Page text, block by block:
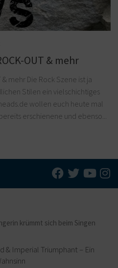
OUT & mehr
& mehr Die Rock Szene ist ja
Stilen ein vielschichtiges
wollen euch heute mal
erschienene und ebenso...
& Imperial Triumphant – Ein